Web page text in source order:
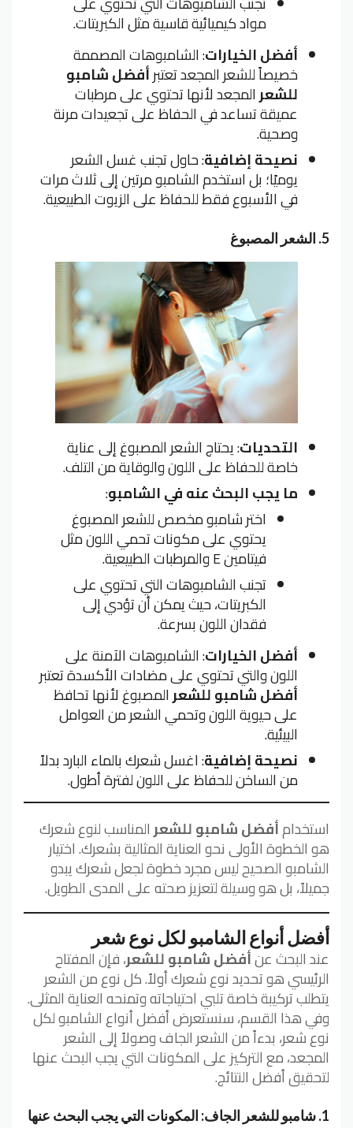
مواد كيميائية قاسية مثل الكبريتات.
أفضل الخيارات: الشامبوهات المصممة
خصيصاً للشعر المجعد تعتبرأفضل شامبو
للشعرالمجعد لأنها تحتوي على مرطبات
عميقة تساعد في الحفاظ على تجعيدات مرنة
وصحية.
نصيحة إضافية: حاول تجنب غسل الشعر
يوميًا؛ بل استخدم الشامبو مرتين إلى ثلاث مرات
في الأسبوع فقط للحفاظ على الزيوت الطبيعية.
5. الشعر المصبوغ
التحديات: يحتاج الشعر المصبوغ إلى عناية
خاصة للحفاظ على اللون والوقاية من التلف.
ما يجب البحث عنه في الشامبو:
اختر شامبو مخصص للشعر المصبوغ
يحتوي على مكونات تحمي اللون مثل
فيتامين E والمرطبات الطبيعية.
تجنب الشامبوهات التي تحتوي على
الكبريتات، حيث يمكن أن تؤدي إلى
فقدان اللون بسرعة.
أفضل الخيارات: الشامبوهات الآمنة على
اللون والتي تحتوي على مضادات الأكسدة تعتبر
أفضل شامبو للشعرالمصبوغ لأنها تحافظ
على حيوية اللون وتحمي الشعر من العوامل
البيئية.
نصيحة إضافية: اغسل شعرك بالماء البارد بدلاً
من الساخن للحفاظ على اللون لفترة أطول.
استخدامأفضل شامبو للشعرالمناسب لنوع شعرك
هو الخطوة الأولى نحو العناية المثالية بشعرك. اختيار
الشامبو الصحيح ليس مجرد خطوة لجعل شعرك يبدو
جميلاً، بل هو وسيلة لتعزيز صحته على المدى الطويل.
أفضل أنواع الشامبو لكل نوع شعر
عند البحث عنأفضل شامبو للشعر، فإن المفتاح
الرئيسي هو تحديد نوع شعرك أولاً. كل نوع من الشعر
يتطلب تركيبة خاصة تلبي احتياجاته وتمنحه العناية المثلى.
وفي هذا القسم، سنستعرض أفضل أنواع الشامبو لكل
نوع شعر، بدءاً من الشعر الجاف وصولاً إلى الشعر
المجعد، مع التركيز على المكونات التي يجب البحث عنها
لتحقيق أفضل النتائج.
1. شامبو للشعر الجاف: المكونات التي يجب البحث عنها